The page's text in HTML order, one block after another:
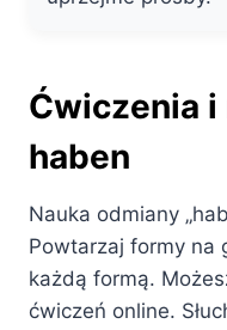
Ćwiczenia i
haben
Nauka odmiany
Powtarzaj formy na
każdą formą.
ćwiczeń online.